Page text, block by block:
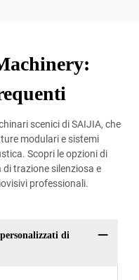
scenici di SAIJIA, che
modulari e sistemi
Scopri le opzioni di
trazione silenziosa e
professionali.
di